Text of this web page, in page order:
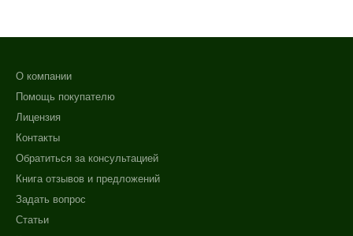
О компании
Помощь покупателю
Лицензия
Контакты
Обратиться за консультацией
Книга отзывов и предложений
Задать вопрос
Статьи